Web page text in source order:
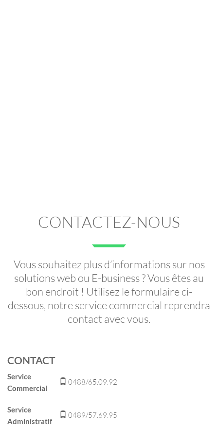
CONTACTEZ-NOUS
Vous souhaitez plus d’informations sur nos
solutions web ou E-business ? Vous êtes au
bon endroit ! Utilisez le formulaire ci-
dessous, notre service commercial reprendra
contact avec vous.
CONTACT
Service
Commercial
0488/65.09.92
Service
Administratif
0489/57.69.95